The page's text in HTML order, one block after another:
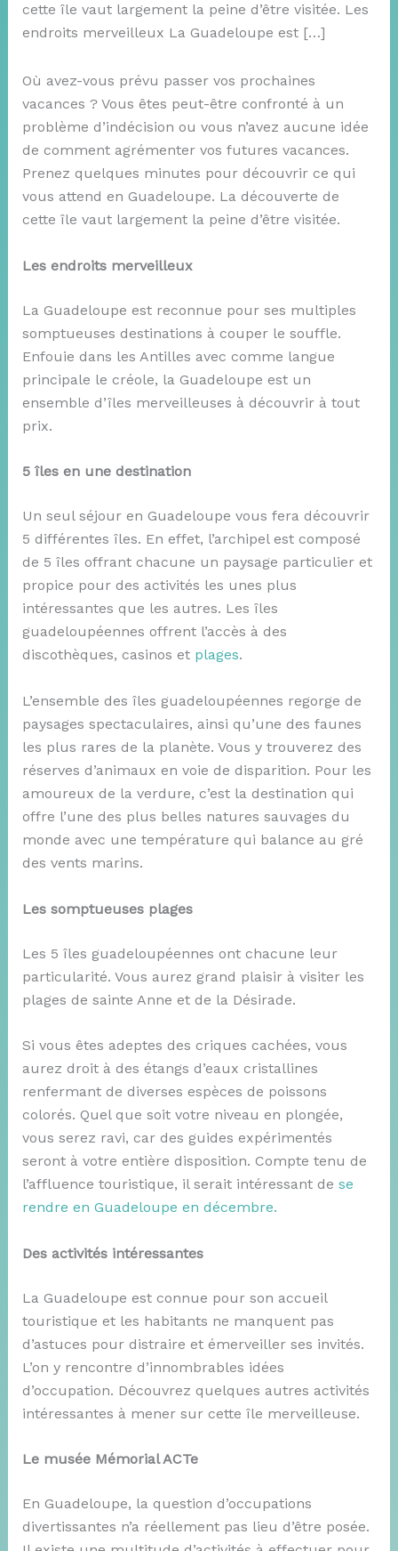
cette île vaut largement la peine d’être visitée. Les
endroits merveilleux La Guadeloupe est […]
Où avez-vous prévu passer vos prochaines
vacances ? Vous êtes peut-être confronté à un
problème d’indécision ou vous n’avez aucune idée
de comment agrémenter vos futures vacances.
Prenez quelques minutes pour découvrir ce qui
vous attend en Guadeloupe. La découverte de
cette île vaut largement la peine d’être visitée.
Les endroits merveilleux
La Guadeloupe est reconnue pour ses multiples
somptueuses destinations à couper le souffle.
Enfouie dans les Antilles avec comme langue
principale le créole, la Guadeloupe est un
ensemble d’îles merveilleuses à découvrir à tout
prix.
5 îles en une destination
Un seul séjour en Guadeloupe vous fera découvrir
5 différentes îles. En effet, l’archipel est composé
de 5 îles offrant chacune un paysage particulier et
propice pour des activités les unes plus
intéressantes que les autres. Les îles
guadeloupéennes offrent l’accès à des
discothèques, casinos et plages.
L’ensemble des îles guadeloupéennes regorge de
paysages spectaculaires, ainsi qu’une des faunes
les plus rares de la planète. Vous y trouverez des
réserves d’animaux en voie de disparition. Pour les
amoureux de la verdure, c’est la destination qui
offre l’une des plus belles natures sauvages du
monde avec une température qui balance au gré
des vents marins.
Les somptueuses plages
Les 5 îles guadeloupéennes ont chacune leur
particularité. Vous aurez grand plaisir à visiter les
plages de sainte Anne et de la Désirade.
Si vous êtes adeptes des criques cachées, vous
aurez droit à des étangs d’eaux cristallines
renfermant de diverses espèces de poissons
colorés. Quel que soit votre niveau en plongée,
vous serez ravi, car des guides expérimentés
seront à votre entière disposition. Compte tenu de
l’affluence touristique, il serait intéressant de se
rendre en Guadeloupe en décembre.
Des activités intéressantes
La Guadeloupe est connue pour son accueil
touristique et les habitants ne manquent pas
d’astuces pour distraire et émerveiller ses invités.
L’on y rencontre d’innombrables idées
d’occupation. Découvrez quelques autres activités
intéressantes à mener sur cette île merveilleuse.
Le musée Mémorial ACTe
En Guadeloupe, la question d’occupations
divertissantes n’a réellement pas lieu d’être posée.